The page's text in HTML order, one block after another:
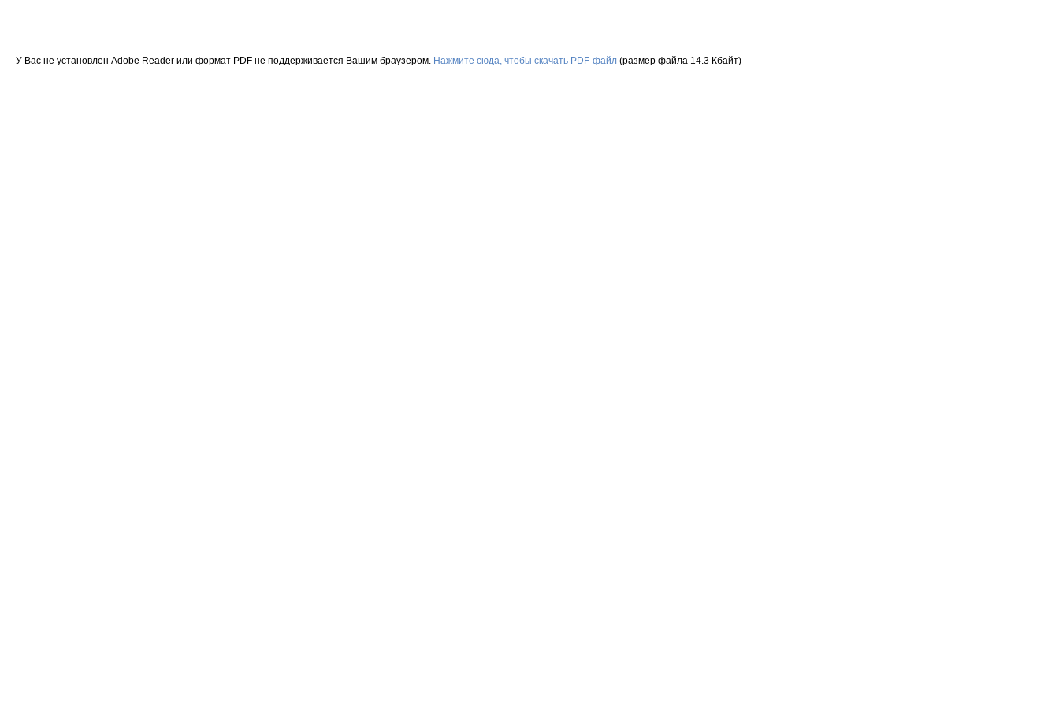
У Вас не установлен Adobe Reader или формат PDF не поддерживается Вашим браузером. Нажмите сюда, чтобы скачать PDF-файл (размер файла 14.3 Кбайт)